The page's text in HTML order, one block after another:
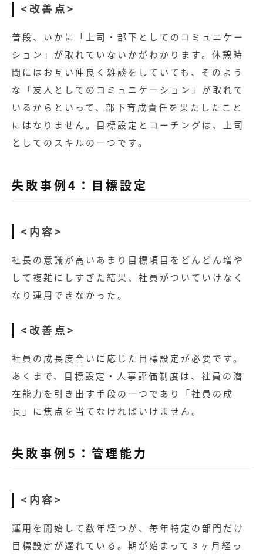
<改善点>
普段、いかに「上司・部下としてのコミュニケー
ション」が取れていないかがわかります。休憩時
間にはお互い仲良く雑談をしていても、そのよう
な「友人としてのコミュニケーション」が取れて
いるからといって、部下育成責任を果たしたこと
にはなりません。目標設定とコーチングは、上司
としてのスキルの一つです。
失敗事例4：目標設定
<内容>
社長の意識が高いあまり目標項目をどんどん増や
して複雑にしすぎた結果、社員がついていけなく
なり運用できなかった。
<改善点>
社員の成長度合いに応じた目標設定が必要です。
あくまで、目標設定・人事評価制度は、社員の潜
在能力を引き出す手段の一つであり「社員の成
長」に焦点を当てなければいけません。
失敗事例5：管理能力
<内容>
運用を開始して数年経つが、毎年特定の部門だけ
目標設定が遅れている。期が始まって３ヶ月経っ